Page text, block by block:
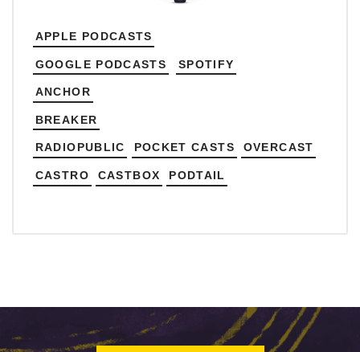
APPLE PODCASTS
GOOGLE PODCASTS SPOTIFY
ANCHOR
BREAKER
RADIOPUBLIC POCKET CASTS OVERCAST
CASTRO CASTBOX PODTAIL